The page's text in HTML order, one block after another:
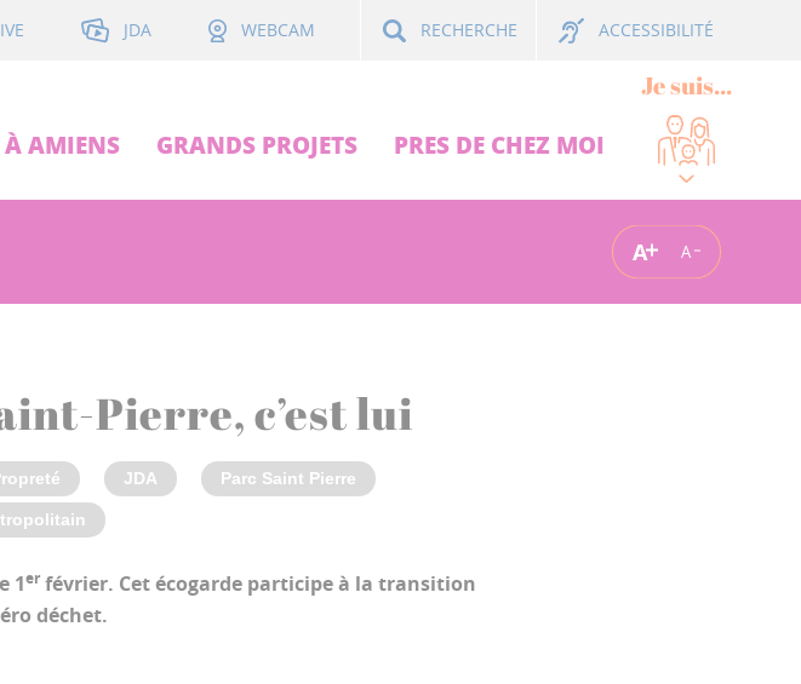
JDA WEBCAM RECHERCHE ACCESSIBILITÉ
À AMIENS GRANDS PROJETS PRES DE CHEZ MOI
Je suis...
A A
Pierre, c’est lui
JDA Parc Saint Pierre
1erfévrier. Cet écogarde participe à la transition
déchet.